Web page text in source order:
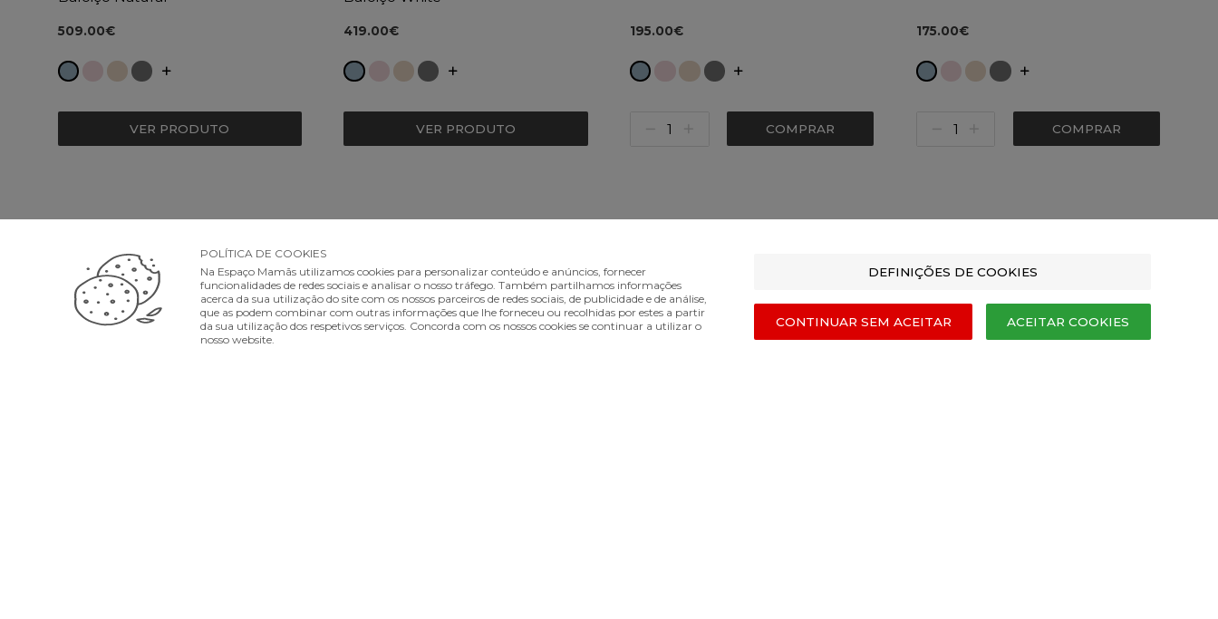
509.00€
VER PRODUTO
419.00€
VER PRODUTO
195.00€
COMPRAR
175.00€
COMPRAR
APOIO CLIENTE LOJA ONLINE
Segunda a Sexta 10:00 › 19:00
lojaonline@espacomamas.pt
APOIO CLIENTE LOJA PORTO
Segunda a Domingo 10:00 › 19:00
apoio.cliente@espacomamas.pt
SERVIÇO PÓS-VENDA
Segunda a Sexta 10:00 › 19:00
Sábado, Domingo e Feriados 10:00 ›
SOBRE A MARCA
Política de Privacidade
SIGA-NOS
POLÍTICA DE COOKIES
Na Espaço Mamãs utilizamos cookies para personalizar conteúdo e anúncios, fornecer
funcionalidades de redes sociais e analisar o nosso tráfego. Também partilhamos informações
acerca da sua utilização do site com os nossos parceiros de redes sociais, de publicidade e de análise,
que as podem combinar com outras informações que lhe forneceu ou recolhidas por estes a partir
da sua utilização dos respetivos serviços. Concorda com os nossos cookies se continuar a utilizar o
nosso website.
DEFINIÇÕES DE COOKIES
CONTINUAR SEM ACEITAR ACEITAR COOKIES